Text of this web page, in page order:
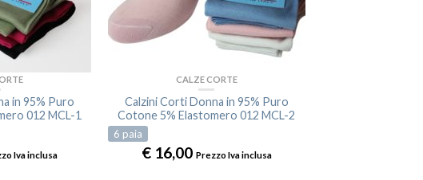
in 95% Puro
012 MCL-1
Iva inclusa
CALZE CORTE
Calzini Corti Donna in 95% Puro
Cotone 5% Elastomero 012 MCL-2
6 paia
€16,00 Prezzo Iva inclusa